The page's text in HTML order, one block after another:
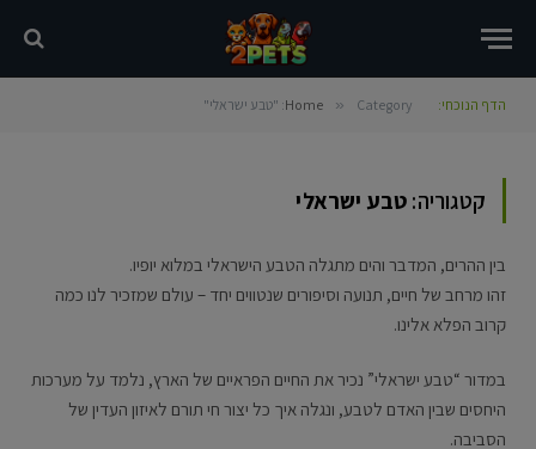
הדף הנוכחי: Home » Category: "טבע ישראלי"
קטגוריה: טבע ישראלי
בין ההרים, המדבר והים מתגלה הטבע הישראלי במלוא יופיו.
זהו מרחב של חיים, תנועה וסיפורים שנטווים יחד – עולם שמזכיר לנו כמה
קרוב הפלא אלינו.
במדור “טבע ישראלי” נכיר את החיים הפראיים של הארץ, נלמד על מערכות
היחסים שבין האדם לטבע, ונגלה איך כל יצור חי תורם לאיזון העדין של
הסביבה.